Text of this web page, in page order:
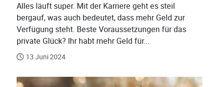
Alles läuft super. Mit der Karriere geht es steil
bergauf, was auch bedeutet, dass mehr Geld zur
Verfügung steht. Beste Voraussetzungen für das
private Glück? Ihr habt mehr Geld für...
13 Juni 2024